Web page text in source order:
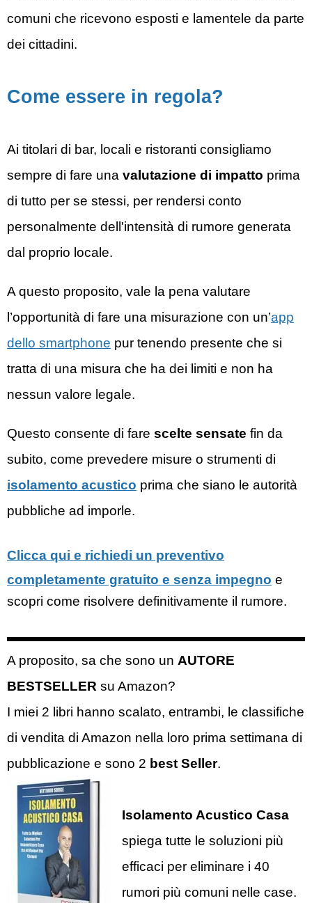
comuni che ricevono esposti e lamentele da parte
dei cittadini.
Come essere in regola?
Ai titolari di bar, locali e ristoranti consigliamo
sempre di fare una valutazione di impatto prima
di tutto per se stessi, per rendersi conto
personalmente dell'intensità di rumore generata
dal proprio locale.
A questo proposito, vale la pena valutare
l’opportunità di fare una misurazione con un’app
dello smartphone pur tenendo presente che si
tratta di una misura che ha dei limiti e non ha
nessun valore legale.
Questo consente di fare scelte sensate fin da
subito, come prevedere misure o strumenti di
isolamento acustico prima che siano le autorità
pubbliche ad imporle.
Clicca qui e richiedi un preventivo
completamente gratuito e senza impegno e
scopri come risolvere definitivamente il rumore.
A proposito, sa che sono un AUTORE
BESTSELLER su Amazon?
I miei 2 libri hanno scalato, entrambi, le classifiche
di vendita di Amazon nella loro prima settimana di
pubblicazione e sono 2 best Seller.
Isolamento Acustico Casa
spiega tutte le soluzioni più
efficaci per eliminare i 40
rumori più comuni nelle case.